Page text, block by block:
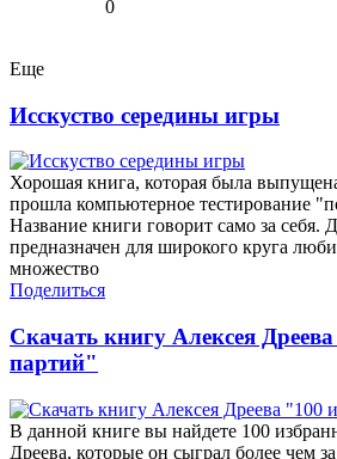
0
Еще
Исскуство середины игры
Хорошая книга, которая была
прошла компьютерное тестирование
Название книги говорит само за себя.
предназначен для широкого круга
множество
Поделиться
Скачать книгу Алексея
партий"
В данной книге вы найдете 100
Дреева, которые он сыграл более чем